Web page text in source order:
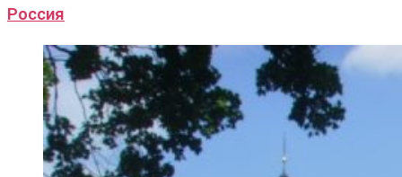
Россия